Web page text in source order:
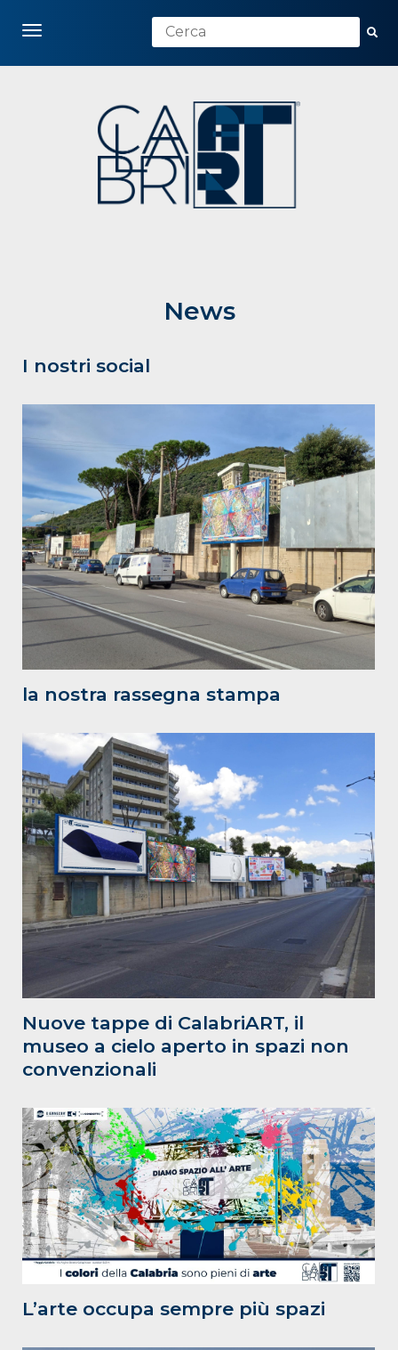
Toggle navigation
News
I nostri social
la nostra rassegna stampa
Nuove tappe di CalabriART, il
museo a cielo aperto in spazi non
convenzionali
L’arte occupa sempre più spazi